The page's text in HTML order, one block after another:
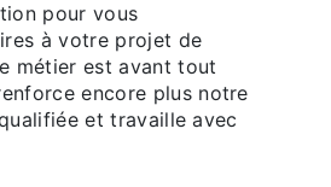
pour vous
à votre projet de
métier est avant tout
encore plus notre
et travaille avec